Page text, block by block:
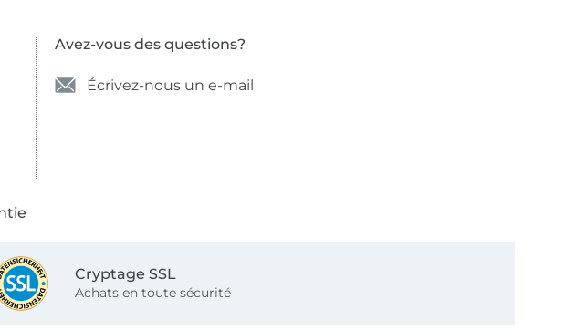
Avez-vous des questions?
Écrivez-nous un e-mail
Cryptage SSL
Achats en toute sécurité